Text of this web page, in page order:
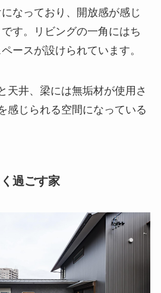
なっており、開放感が感じ
す。リビングの一角にはち
ースが設けられています。
天井、梁には無垢材が使用さ
感じられる空間になっている
過ごす家